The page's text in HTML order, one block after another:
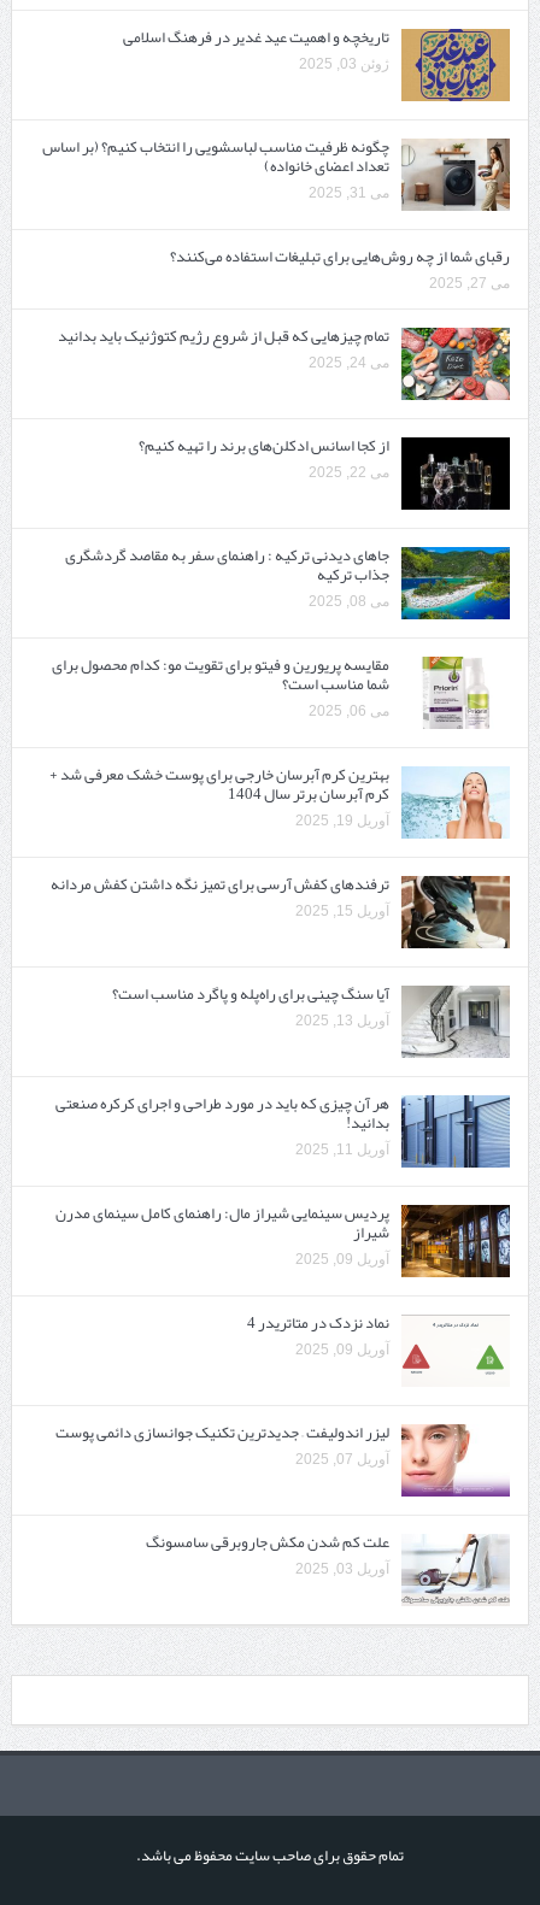
تاریخچه و اهمیت عید غدیر در فرهنگ اسلامی
ژوئن 03, 2025
چگونه ظرفیت مناسب لباسشویی را انتخاب کنیم؟ (بر اساس
تعداد اعضای خانواده)
می 31, 2025
رقبای شما از چه روش‌هایی برای تبلیغات استفاده می‌کنند؟
می 27, 2025
تمام چیزهایی که قبل از شروع رژیم کتوژنیک باید بدانید‎
می 24, 2025
از کجا اسانس ادکلن‌های برند را تهیه کنیم؟
می 22, 2025
جاهای دیدنی ترکیه : راهنمای سفر به مقاصد گردشگری
جذاب ترکیه
می 08, 2025
مقایسه پریورین و فیتو برای تقویت مو: کدام محصول برای
شما مناسب است؟
می 06, 2025
بهترین کرم آبرسان خارجی برای پوست خشک معرفی شد +
کرم آبرسان برتر سال 1404
آوریل 19, 2025
ترفندهای کفش آرسی برای تمیز نگه داشتن کفش مردانه
آوریل 15, 2025
آیا سنگ چینی برای راه‌پله و پاگرد مناسب است؟
آوریل 13, 2025
هر آن چیزی که باید در مورد طراحی و اجرای کرکره صنعتی
بدانید!
آوریل 11, 2025
پردیس سینمایی شیراز مال: راهنمای کامل سینمای مدرن
شیراز
آوریل 09, 2025
نماد نزدک در متاتریدر 4
آوریل 09, 2025
لیزر اندولیفت – جدیدترین تکنیک جوانسازی دائمی پوست
آوریل 07, 2025
علت کم شدن مکش جاروبرقی سامسونگ
آوریل 03, 2025
تمام حقوق برای صاحب سایت محفوظ می باشد.